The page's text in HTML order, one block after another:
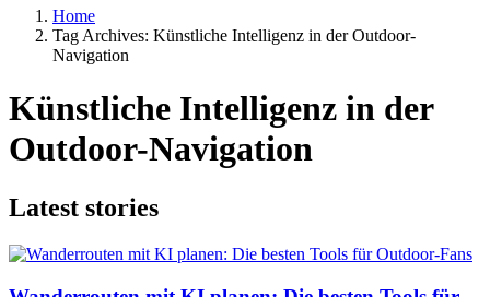
Home
Tag Archives: Künstliche Intelligenz in der Outdoor-
Navigation
Künstliche Intelligenz in der
Outdoor-Navigation
Latest stories